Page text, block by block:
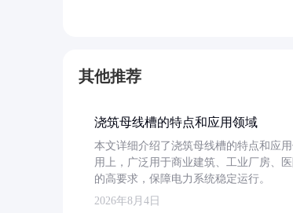
其他推荐
浇筑母线槽的特点和应用领域
本文详细介绍了浇筑母线槽的特点和应
用上，广泛用于商业建筑、工业厂房、
的高要求，保障电力系统稳定运行。
2026年8月4日